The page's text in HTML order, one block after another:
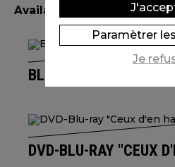
Available edition(s)
BLU-RAY L'UNIVERS DE
DVD-BLU-RAY "CEUX
Paramètrer
Je